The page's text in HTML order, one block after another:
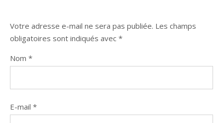
Votre adresse e-mail ne sera pas publiée. Les champs
obligatoires sont indiqués avec *
Nom *
E-mail *